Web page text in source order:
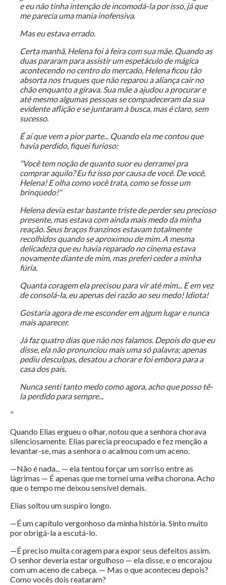
e eu não tinha intenção de incomodá-la por isso, já que
me parecia uma mania inofensiva.
Mas eu estava errado.
Certa manhã, Helena foi à feira com sua mãe. Quando as
duas pararam para assistir um espetáculo de mágica
acontecendo no centro do mercado, Helena ficou tão
absorta nos truques que não reparou a aliança cair no
chão enquanto a girava. Sua mãe a ajudou a procurar e
até mesmo algumas pessoas se compadeceram da sua
evidente aflição e se juntaram à busca, mas é claro, sem
sucesso.
É aí que vem a pior parte... Quando ela me contou que
havia perdido, fiquei furioso:
"Você tem noção de quanto suor eu derramei pra
comprar aquilo? Eu fiz isso por causa de você. De você,
Helena! E olha como você trata, como se fosse um
brinquedo!"
Helena devia estar bastante triste de perder seu precioso
presente, mas estava com ainda mais medo da minha
reação. Seus braços franzinos estavam totalmente
recolhidos quando se aproximou de mim. A mesma
delicadeza que eu havia reparado no cinema estava
novamente diante de mim, mas preferi ceder a minha
fúria.
Quanta coragem ela precisou para vir até mim... E em vez
de consolá-la, eu apenas dei razão ao seu medo! Idiota!
Gostaria agora de me esconder em algum lugar e nunca
mais aparecer.
Já faz quatro dias que não nos falamos. Depois do que eu
disse, ela não pronunciou mais uma só palavra; apenas
pediu desculpas, desatou a chorar e foi embora para a
casa dos pais.
Nunca senti tanto medo como agora, acho que posso tê-
la perdido para sempre...
"
Quando Elias ergueu o olhar, notou que a senhora chorava
silenciosamente. Elias parecia preocupado e fez menção a
levantar-se, mas a senhora o acalmou com um aceno.
—Não é nada... — ela tentou forçar um sorriso entre as
lágrimas — É apenas que me tornei uma velha chorona. Acho
que o tempo me deixou sensível demais.
Elias soltou um suspiro longo.
—É um capítulo vergonhoso da minha história. Sinto muito
por obrigá-la a escutá-lo.
—É preciso muita coragem para expor seus defeitos assim.
O senhor deveria estar orgulhoso — ela disse, e o encorajou
com um aceno de cabeça. — Mas o que aconteceu depois?
Como vocês dois reataram?